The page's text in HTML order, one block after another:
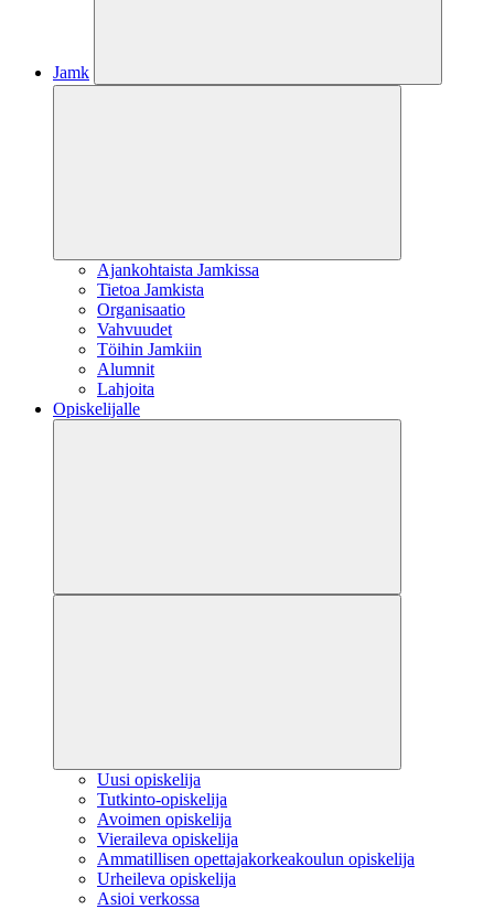
Jamk
Ajankohtaista Jamkissa
Tietoa Jamkista
Organisaatio
Vahvuudet
Töihin Jamkiin
Alumnit
Lahjoita
Opiskelijalle
Uusi opiskelija
Tutkinto-opiskelija
Avoimen opiskelija
Vieraileva opiskelija
Ammatillisen opettajakorkeakoulun opiskelija
Urheileva opiskelija
Asioi verkossa